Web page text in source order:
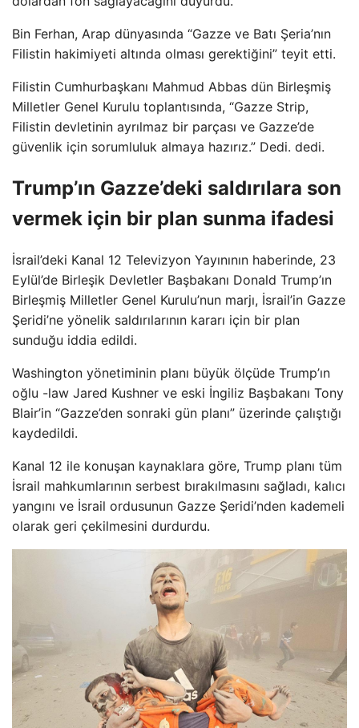
Bin Ferhan, Arap dünyasında “Gazze ve Batı Şeria’nın
Filistin hakimiyeti altında olması gerektiğini” teyit etti.
Filistin Cumhurbaşkanı Mahmud Abbas dün Birleşmiş
Milletler Genel Kurulu toplantısında, “Gazze Strip,
Filistin devletinin ayrılmaz bir parçası ve Gazze’de
güvenlik için sorumluluk almaya hazırız.” Dedi. dedi.
Trump’ın Gazze’deki saldırılara son
vermek için bir plan sunma ifadesi
İsrail’deki Kanal 12 Televizyon Yayınının haberinde, 23
Eylül’de Birleşik Devletler Başbakanı Donald Trump’ın
Birleşmiş Milletler Genel Kurulu’nun marjı, İsrail’in Gazze
Şeridi’ne yönelik saldırılarının kararı için bir plan
sunduğu iddia edildi.
Washington yönetiminin planı büyük ölçüde Trump’ın
oğlu -law Jared Kushner ve eski İngiliz Başbakanı Tony
Blair’in “Gazze’den sonraki gün planı” üzerinde çalıştığı
kaydedildi.
Kanal 12 ile konuşan kaynaklara göre, Trump planı tüm
İsrail mahkumlarının serbest bırakılmasını sağladı, kalıcı
yangını ve İsrail ordusunun Gazze Şeridi’nden kademeli
olarak geri çekilmesini durdurdu.